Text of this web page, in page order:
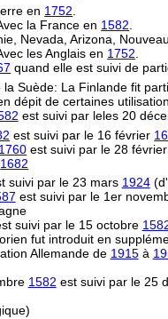
en 1752.
la France en 1582.
Nevada, Arizona,
les Anglais en 1752.
quand elle est suivi de
Suède: La Finlande fit
dépit de certaines
est suivi par leles 20
est suivi par le 16 février
1760 est suivi par le 28 février
1682
suivi par le 23 mars 1924
est suivi par le 1er
suivi par le 15 octobre
fut introduit en
Allemande de 1915à
1582 est suivi par le 25